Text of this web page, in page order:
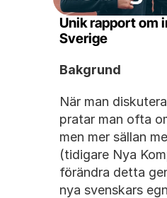
Unik rapport om
Sverige
Bakgrund
När man
pratar man ofta
men mer sällan
(tidigare Nya
förändra detta
nya svenskars